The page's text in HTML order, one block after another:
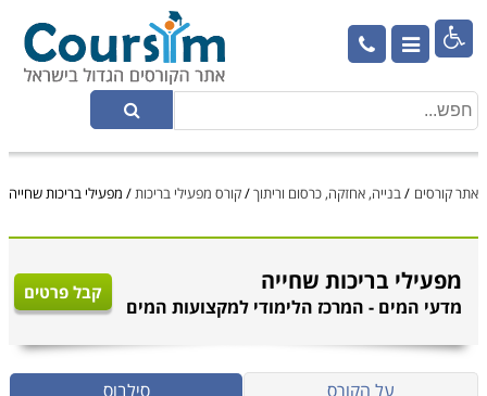

אתר קורסים /בנייה, אחזקה, כרסום וריתוך/קורס מפעילי בריכות/ מפעילי בריכות שחייה
מפעילי בריכות שחייה
מדעי המים - המרכז הלימודי למקצועות המים
קבל פרטים
על הקורס סילבוס